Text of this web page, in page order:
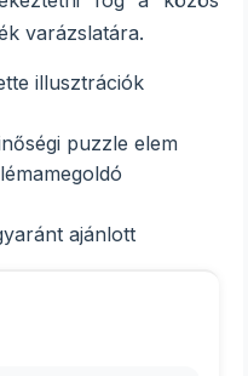
varázslatára.
illusztrációk
puzzle elem
ajánlott